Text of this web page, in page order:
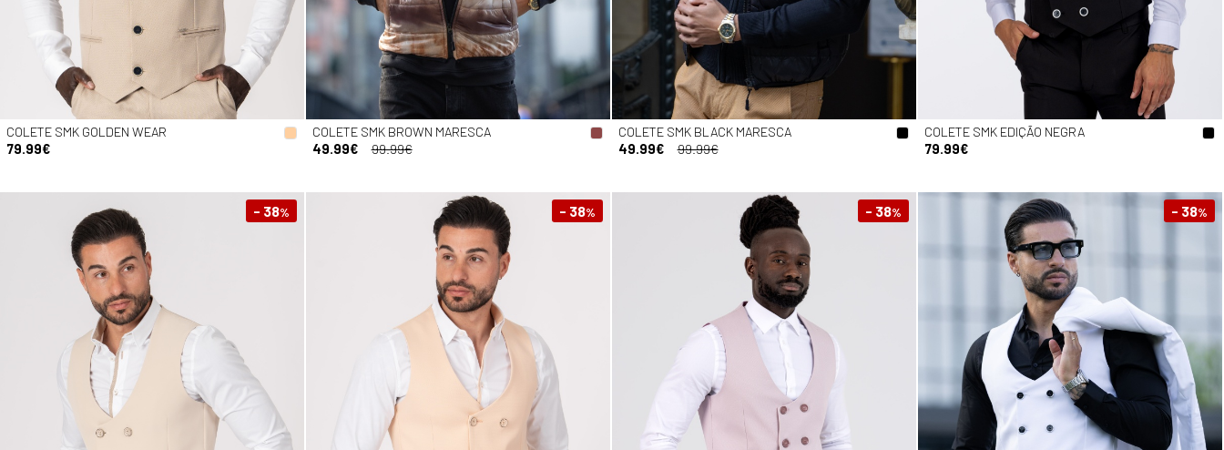
COLETE SMK GOLDEN WEAR
79.99€
COLETE SMK BROWN MARESCA
49.99€
99.99€
COLETE SMK BLACK MARESCA
49.99€
99.99€
COLETE SMK EDIÇÃO NEGRA
79.99€
- 38% - 38% - 38% - 38%